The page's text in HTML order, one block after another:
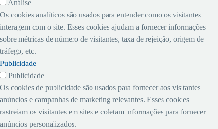
Análise
Os cookies analíticos são usados ​​para entender como os visitantes
interagem com o site. Esses cookies ajudam a fornecer informações
sobre métricas de número de visitantes, taxa de rejeição, origem de
tráfego, etc.
Publicidade
Publicidade
Os cookies de publicidade são usados ​​para fornecer aos visitantes
anúncios e campanhas de marketing relevantes. Esses cookies
rastreiam os visitantes em sites e coletam informações para fornecer
anúncios personalizados.